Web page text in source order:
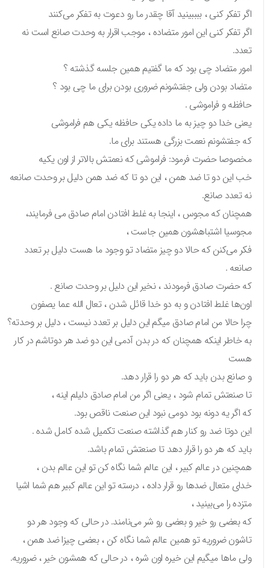
اگر تفکر کنی ، ببببینید آقا چقدر ما رو دعوت به تفکر می‌کنند
اگر تفکر کنی این امور متضاده ، موجب اقرار به وحدت صانع است نه
تعدد.
امور متضاد چی بود که ما گفتیم همین جلسه گذشته ؟
متضاد بودن ولی جفتشونم ضروری بودن برای ما چی بود ؟
حافظه و فراموشی .
یعنی خدا دو چیز به ما داده یکی حافظه یکی هم فراموشی
که جفتشونم نعمت بزرگی هستند برای ما.
مخصوصا حضرت فرمود: فراموشی که نعمتش بالاتر از اون یکیه
خب این دو تا ضد همن ، این دو تا که ضد همن دلیل بر وحدت صانعه
نه تعدد صانع.
همچنان که مجوس ، اینجا به غلط افتادن امام صادق می فرمایند،
مجوسیا اشتباهشون همین جاست ،
فکر می‌کنن که حالا دو چیز متضاد تو وجود ما هست دلیل بر تعدد
صانعه .
که حضرت صادق فرمودند ، نخیر این دلیل بر وحدت صانع .
اون‌ها غلط افتادن و به دو خدا قائل شدن ، تعال الله عما یصفون
چرا حالا من امام صادق میگم این دلیل بر تعدد نیست ، دلیل بر وحدته؟
به خاطر اینکه همچنان که در بدن آدمی این دو ضد هر دوتاشم در کار
هست
و صانع بدن باید که هر دو را قرار دهد.
تا صنعتش تمام شود ، یعنی اگر من امام صادق دلیلم اینه ،
که اگر یه دونه بود دومی نبود این صنعت ناقص بود.
این دوتا ضد رو کنار هم گذاشته صنعت تکمیل شده کامل شده .
باید که هر دو را قرار دهد تا صنعتش تمام باشد.
همچنین در عالم کبیر ، این عالم شما نگاه کن تو این عالم بدن ،
خدای متعال ضد‌ها رو قرار داده ، درسته تو این عالم کبیر هم شما اشیا
متزده را می‌بینید ،
که بعضی رو خیر و بعضی رو شر می‌نامند. در حالی که وجود هر دو
تاشون ضروریه تو همین عالم شما نگاه کن ، بعضی چیزا ضد همن ،
ولی ماها میگیم این خیره اون شره ، در حالی که همشون خیر ، ضروریه.